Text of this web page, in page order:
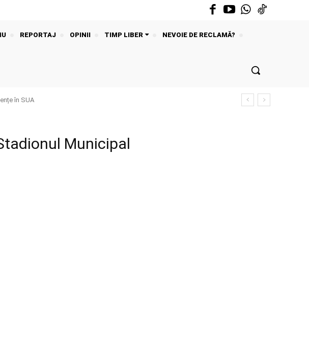
REPORTAJ OPINII TIMP LIBER
NEVOIE DE RECLAMĂ?
în SUA
Municipal